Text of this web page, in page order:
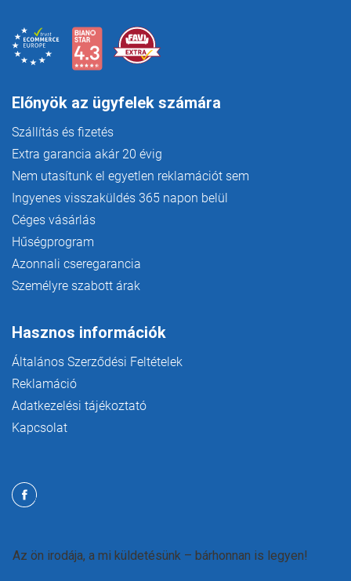
Előnyök az ügyfelek számára
Szállítás és fizetés
Extra garancia akár 20 évig
Nem utasítunk el egyetlen reklamációt sem
Ingyenes visszaküldés 365 napon belül
Céges vásárlás
Hűségprogram
Azonnali cseregarancia
Személyre szabott árak
Hasznos információk
Általános Szerződési Feltételek
Reklamáció
Adatkezelési tájékoztató
Kapcsolat
Az ön irodája, a mi küldetésünk – bárhonnan is legyen!